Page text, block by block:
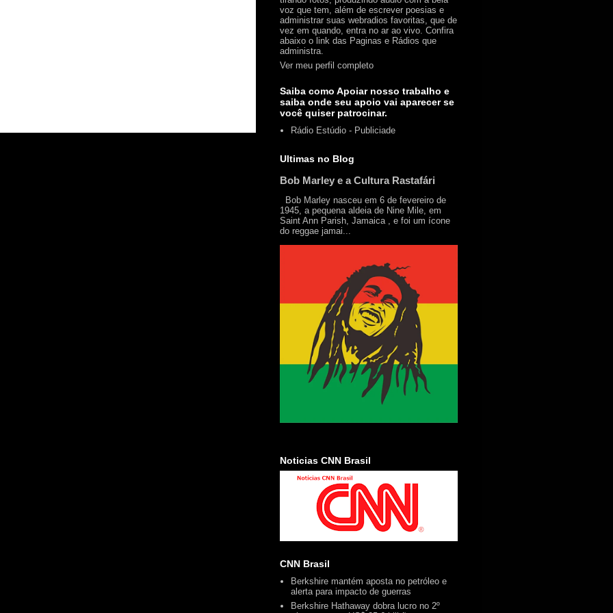
voz que tem, além de escrever poesias e
administrar suas webradios favoritas, que de
vez em quando, entra no ar ao vivo. Confira
abaixo o link das Paginas e Rádios que
administra.
Ver meu perfil completo
Saiba como Apoiar nosso trabalho e
saiba onde seu apoio vai aparecer se
você quiser patrocinar.
Rádio Estúdio - Publiciade
Ultimas no Blog
Bob Marley e a Cultura Rastafári
Bob Marley nasceu em 6 de fevereiro de
1945, a pequena aldeia de Nine Mile, em
Saint Ann Parish, Jamaica , e foi um ícone
do reggae jamai...
Noticias CNN Brasil
CNN Brasil
Berkshire mantém aposta no petróleo e
alerta para impacto de guerras
Berkshire Hathaway dobra lucro no 2º